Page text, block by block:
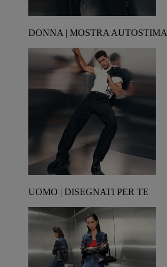
DONNA | MOSTRA AUTOSTIMA
UOMO | DISEGNATI PER TE